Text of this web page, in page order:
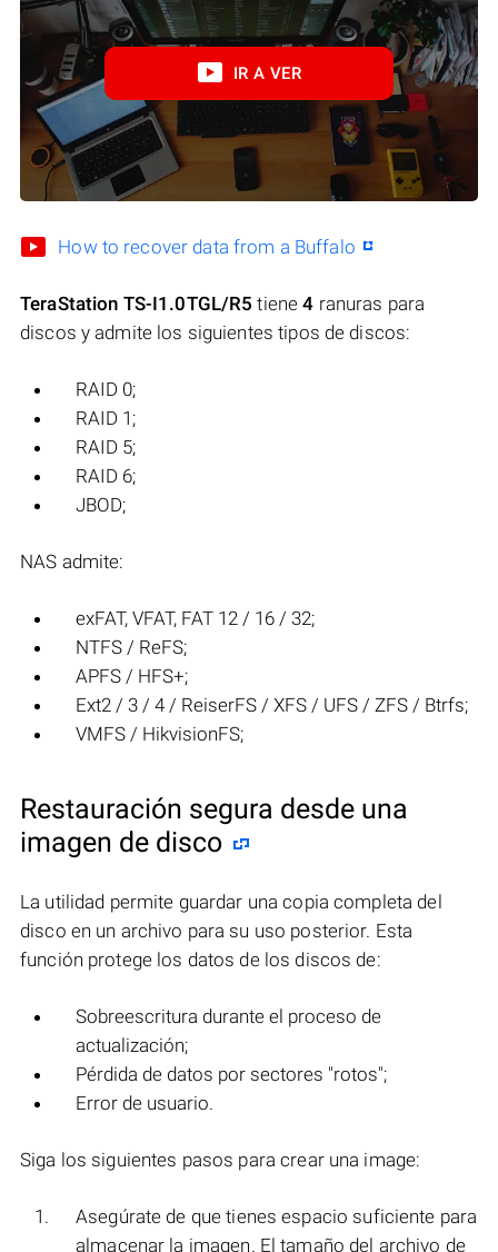
IR A VER
How to recover data from a Buffalo
TeraStation TS-I1.0TGL/R5 tiene4 ranuras para
discos y admite los siguientes tipos de discos:
RAID 0;
RAID 1;
RAID 5;
RAID 6;
JBOD;
NAS admite:
exFAT, VFAT, FAT 12 / 16 / 32;
NTFS / ReFS;
APFS / HFS+;
Ext2 / 3 / 4 / ReiserFS / XFS / UFS / ZFS / Btrfs;
VMFS / HikvisionFS;
Restauración segura desde una
imagen de disco
La utilidad permite guardar una copia completa del
disco en un archivo para su uso posterior. Esta
función protege los datos de los discos de:
Sobreescritura durante el proceso de
actualización;
Pérdida de datos por sectores "rotos";
Error de usuario.
Siga los siguientes pasos para crear una image:
Asegúrate de que tienes espacio suficiente para
almacenar la imagen. El tamaño del archivo de